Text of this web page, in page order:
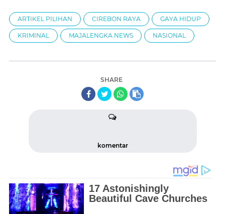
ARTIKEL PILIHAN CIREBON RAYA GAYA HIDUP
KRIMINAL MAJALENGKA NEWS NASIONAL
SHARE
komentar